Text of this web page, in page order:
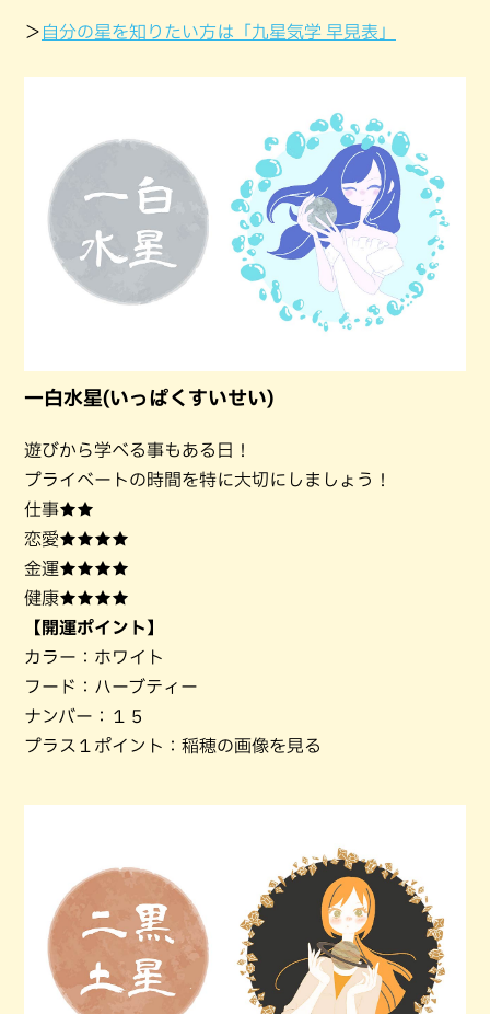
＞ 自分の星を知りたい方は「九星気学 早見表」
一白水星(いっぱくすいせい)
遊びから学べる事もある日！
プライベートの時間を特に大切にしましょう！
仕事★★
恋愛★★★★
金運★★★★
健康★★★★
【開運ポイント】
カラー：ホワイト
フード：ハーブティー
ナンバー：１５
プラス１ポイント：稲穂の画像を見る